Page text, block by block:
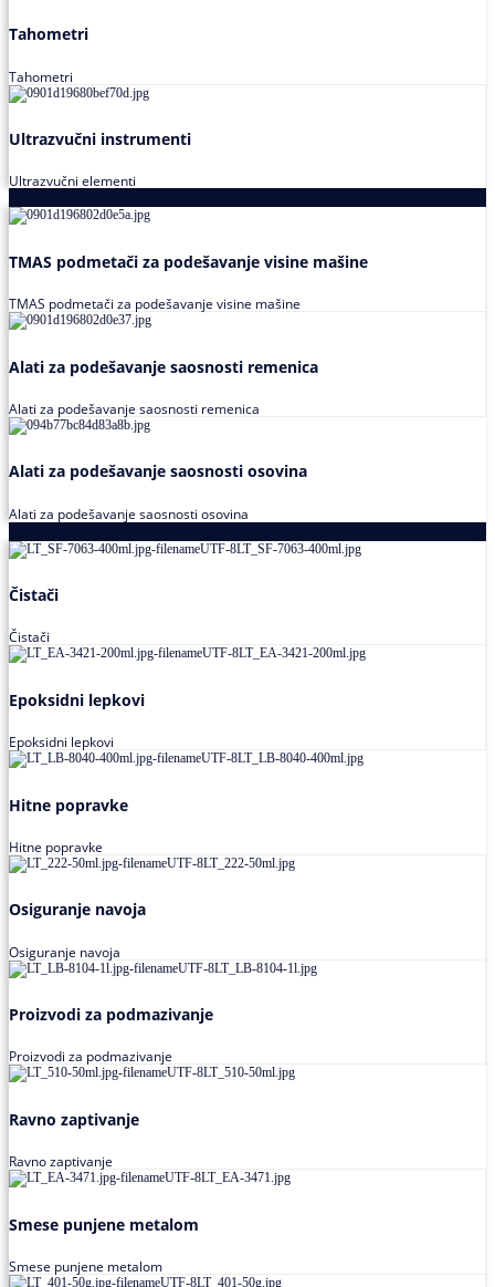
Tahometri
Tahometri
Ultrazvučni instrumenti
Ultrazvučni elementi
TMAS podmetači za podešavanje visine mašine
TMAS podmetači za podešavanje visine mašine
Alati za podešavanje saosnosti remenica
Alati za podešavanje saosnosti remenica
Alati za podešavanje saosnosti osovina
Alati za podešavanje saosnosti osovina
Čistači
Čistači
Epoksidni lepkovi
Epoksidni lepkovi
Hitne popravke
Hitne popravke
Osiguranje navoja
Osiguranje navoja
Proizvodi za podmazivanje
Proizvodi za podmazivanje
Ravno zaptivanje
Ravno zaptivanje
Smese punjene metalom
Smese punjene metalom